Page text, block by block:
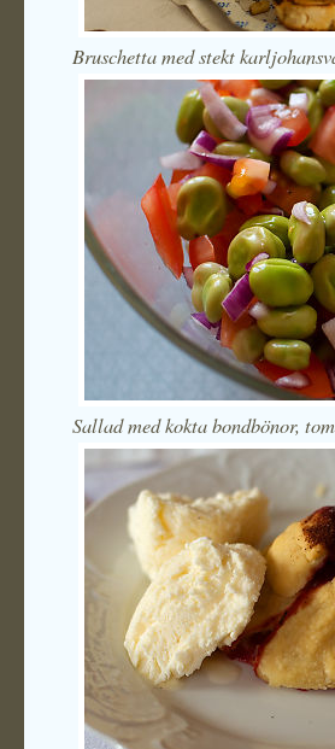
Bruschetta med stekt
Sallad med kokta bondbönor,